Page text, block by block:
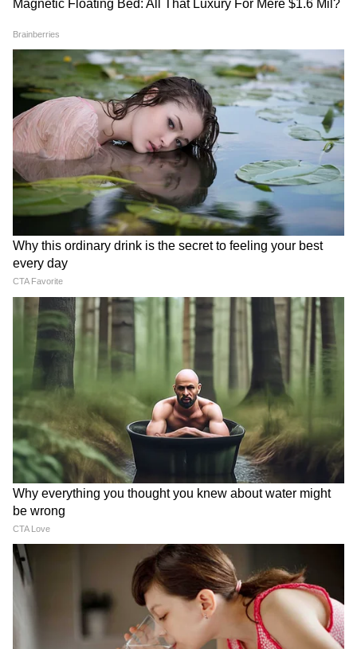
Modi in IIT Delhi: '1 लाख करोड़..अंग्रेजी में
बोलूं', देश के युवाओं को Modi ने दिया बहुत बड़ा
देर रात Rishabh Pant की इस शिकायत पर
CM Pushkar Dhami की पहली प्रतिक्रिया